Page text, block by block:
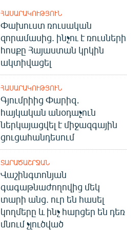
ՀԱՍԱՐԱԿՈՒԹՅՈՒՆ
Փախուստ ռուսական
զորամասից. ինչու է ռուսների
հոսքը Հայաստան կրկին
ակտիվացել
ՀԱՍԱՐԱԿՈՒԹՅՈՒՆ
Գյումրիից Փարիզ․
հայկական անօդաչուն
ներկայացվել է միջազգային
ցուցահանդեսում
ՏԱՐԱԾԱՇՐՋԱՆ
Վաշինգտոնյան
գագաթնաժողովից մեկ
տարի անց. ուր են հասել
կողմերը և ինչ հարցեր են դեռ
մնում չլուծված